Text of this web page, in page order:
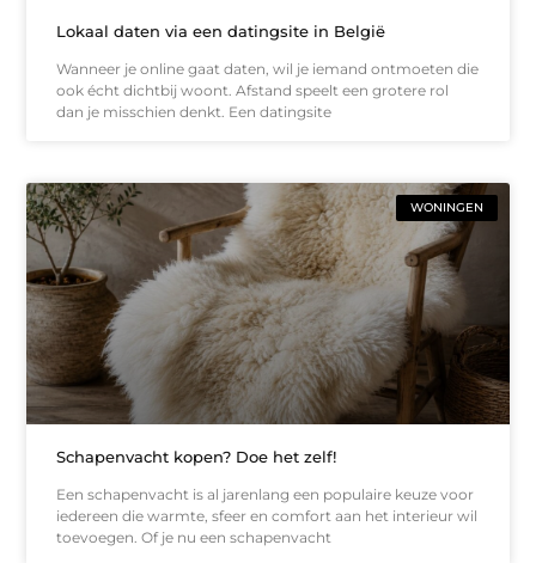
Lokaal daten via een datingsite in België
Wanneer je online gaat daten, wil je iemand ontmoeten die
ook écht dichtbij woont. Afstand speelt een grotere rol
dan je misschien denkt. Een datingsite
WONINGEN
Schapenvacht kopen? Doe het zelf!
Een schapenvacht is al jarenlang een populaire keuze voor
iedereen die warmte, sfeer en comfort aan het interieur wil
toevoegen. Of je nu een schapenvacht